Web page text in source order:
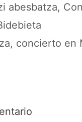
abesbatza,
concierto en